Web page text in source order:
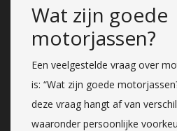
Wat zijn goede
motorjassen?
Een veelgestelde vraag over
is: “Wat zijn goede
deze vraag hangt af van
waaronder persoonlijke